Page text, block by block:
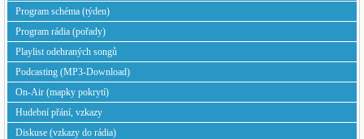
Program schéma (týden)
Program rádia (pořady)
Playlist odehraných songů
Podcasting (MP3-Download)
On-Air (mapky pokrytí)
Hudební přání, vzkazy
Diskuse (vzkazy do rádia)